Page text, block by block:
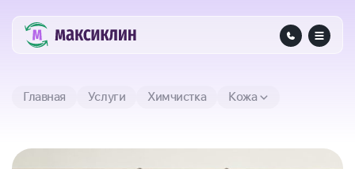
Главная Услуги Химчистка Кожа